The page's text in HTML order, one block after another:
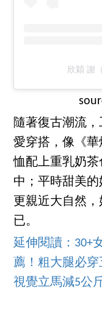
欣穎 謝
隨著復古潮流
愛穿搭，像《
恤配上重乳奶
中；平時甜美的
更親近大自然
已。
延伸閱讀：30+
薦！粗大腿必
視覺立馬減5公